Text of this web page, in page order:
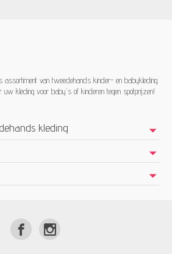
assortiment van tweedehands kinder- en babykleding.
uw kleding voor baby's of kinderen tegen spotprijzen!
kleding